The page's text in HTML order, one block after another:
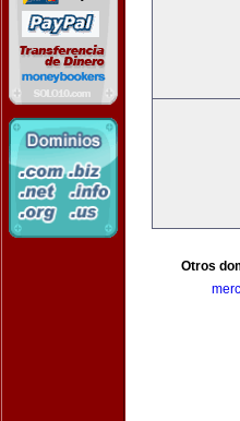
Otros